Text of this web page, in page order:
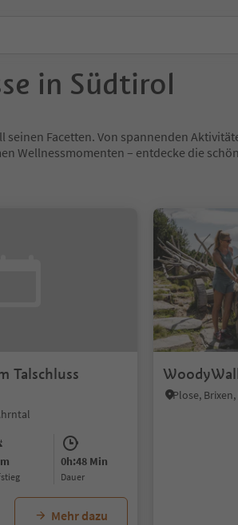
in Südtirol
seinen Facetten. Von spannenden
Wellnessmomenten – entdecke die
Talschluss
0h:48 Min
Dauer
Mehr dazu
Plose,